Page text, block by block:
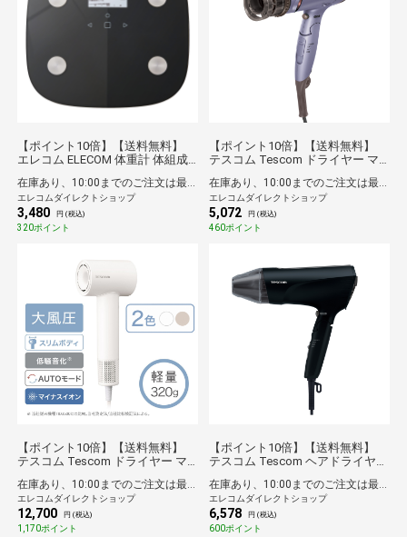
【ポイント10倍】【送料無料】
エレコム ELECOM 体重計 体組成
肪率 / 骨格筋率 / 骨量 / 基礎代謝 /
など 8項目測定 】 乗るだけ自動認
識 ヘルスメーター ECLEAR ブラッ
ク
在庫あり、10:00までのご注文は最短即日発送
エレコムダイレクトショップ
3,480 円 (税込)
320ポイント
【ポイント10倍】【送料無料】
テスコム Tescom ドライヤー マ
速乾 冷温風 ラク抜きプラグ ione
パープル
在庫あり、10:00までのご注文は最短即日発送
エレコムダイレクトショップ
5,072 円 (税込)
460ポイント
【ポイント10倍】【送料無料】
テスコム Tescom ドライヤー マ
シレスDCモーター コンパクト 冷
温風 4モード [
HIGH/LOW/COOL/AUTO ] ラク抜
きプラグ ホワイト
エレコムダイレクトショップ
12,700 円 (税込)
1,170ポイント
【ポイント10倍】【送料無料】
テスコム Tescom ヘアドライヤー
折りたたみ 大風量 大風圧 ラク抜
きプラグ Speedom ブラック
エレコムダイレクトショップ
6,578 円 (税込)
600ポイント